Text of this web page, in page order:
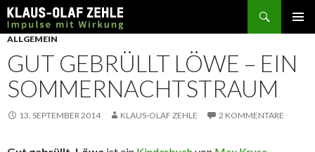
Suchen
SPRINGE
ZUM
INHALT
ALLGEMEIN
GUT GEBRÜLLT LÖWE – EIN
SOMMERNACHTSTRAUM
13. SEPTEMBER 2014 KLAUS-OLAF ZEHLE 2 KOMMENTARE